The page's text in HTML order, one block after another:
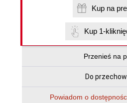
Kup
Kup 1-
Przenieś na
Do
Powiadom o